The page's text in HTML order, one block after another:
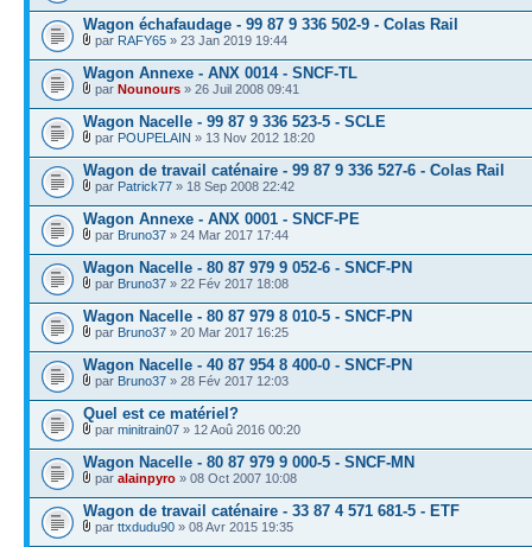
Wagon échafaudage - 99 87 9 336 502-9 - Colas Rail
par RAFY65 » 23 Jan 2019 19:44
Wagon Annexe - ANX 0014 - SNCF-TL
par Nounours » 26 Juil 2008 09:41
Wagon Nacelle - 99 87 9 336 523-5 - SCLE
par POUPELAIN » 13 Nov 2012 18:20
Wagon de travail caténaire - 99 87 9 336 527-6 - Colas Rail
par Patrick77 » 18 Sep 2008 22:42
Wagon Annexe - ANX 0001 - SNCF-PE
par Bruno37 » 24 Mar 2017 17:44
Wagon Nacelle - 80 87 979 9 052-6 - SNCF-PN
par Bruno37 » 22 Fév 2017 18:08
Wagon Nacelle - 80 87 979 8 010-5 - SNCF-PN
par Bruno37 » 20 Mar 2017 16:25
Wagon Nacelle - 40 87 954 8 400-0 - SNCF-PN
par Bruno37 » 28 Fév 2017 12:03
Quel est ce matériel?
par minitrain07 » 12 Aoû 2016 00:20
Wagon Nacelle - 80 87 979 9 000-5 - SNCF-MN
par alainpyro » 08 Oct 2007 10:08
Wagon de travail caténaire - 33 87 4 571 681-5 - ETF
par ttxdudu90 » 08 Avr 2015 19:35